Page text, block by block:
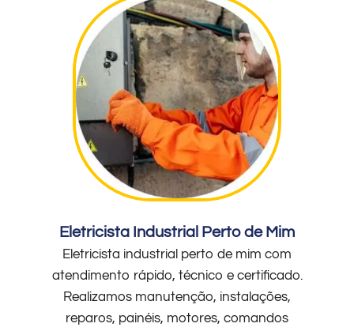
Eletricista Industrial Perto de Mim
Eletricista industrial perto de mim com
atendimento rápido, técnico e certificado.
Realizamos manutenção, instalações,
reparos, painéis, motores, comandos